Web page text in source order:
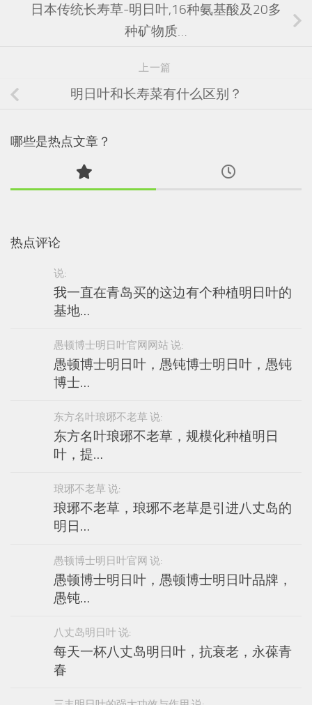
日本传统长寿草-明日叶,16种氨基酸及20多
种矿物质…
上一篇
明日叶和长寿菜有什么区别？
哪些是热点文章？
热点评论
说:
我一直在青岛买的这边有个种植明日叶的
基地…
愚顿博士明日叶官网网站 说:
愚顿博士明日叶，愚钝博士明日叶，愚钝
博士…
东方名叶琅琊不老草 说:
东方名叶琅琊不老草，规模化种植明日
叶，提…
琅琊不老草 说:
琅琊不老草，琅琊不老草是引进八丈岛的
明日…
愚顿博士明日叶官网 说:
愚顿博士明日叶，愚顿博士明日叶品牌，
愚钝…
八丈岛明日叶 说:
每天一杯八丈岛明日叶，抗衰老，永葆青
春